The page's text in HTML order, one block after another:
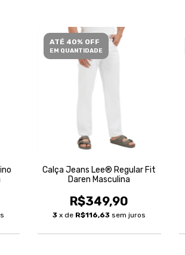
ATÉ 40% OFF
EM QUANTIDADE
Calça Jeans Lee® Regular Fit
Daren Masculina
R$349,90
3 x de R$116,63 sem juros